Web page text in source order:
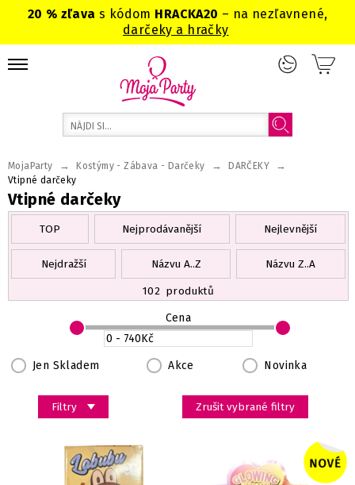
20 % zľavas kódom HRACKA20 – na nezľavnené,
darčeky a hračky
Vtipné darčeky
MojaParty → Kostýmy - Zábava - Darčeky → DARČEKY →
Vtipné darčeky
TOP Nejprodávanější Nejlevnější
Nejdražší Názvu A..Z
Názvu Z..A
102 produktů
Filtry
Jen Skladem Akce Novinka
Cena
Zrušit vybrané filtry